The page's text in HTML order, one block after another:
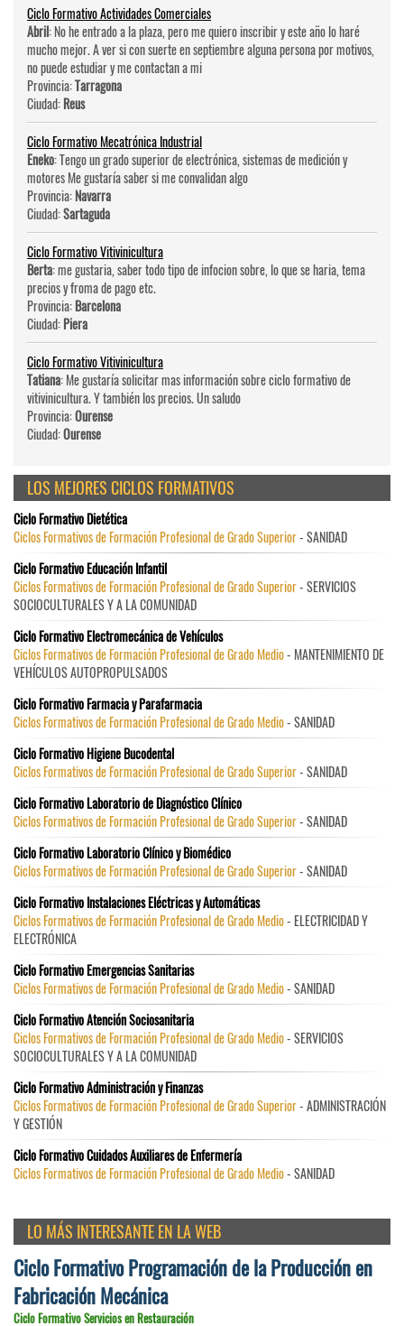
Ciclo Formativo Actividades Comerciales
Abril: No he entrado a la plaza, pero me quiero inscribir y este año lo haré
mucho mejor. A ver si con suerte en septiembre alguna persona por motivos,
no puede estudiar y me contactan a mi
Provincia:Tarragona
Ciudad:Reus
Ciclo Formativo Mecatrónica Industrial
Eneko: Tengo un grado superior de electrónica, sistemas de medición y
motores Me gustaría saber si me convalidan algo
Provincia:Navarra
Ciudad:Sartaguda
Ciclo Formativo Vitivinicultura
Berta: me gustaria, saber todo tipo de infocion sobre, lo que se haria, tema
precios y froma de pago etc.
Provincia:Barcelona
Ciudad:Piera
Ciclo Formativo Vitivinicultura
Tatiana: Me gustaría solicitar mas información sobre ciclo formativo de
vitivinicultura. Y también los precios. Un saludo
Provincia:Ourense
Ciudad:Ourense
LOS MEJORES CICLOS FORMATIVOS
Ciclo Formativo Dietética
Ciclos Formativos de Formación Profesional de Grado Superior- SANIDAD
Ciclo Formativo Educación Infantil
Ciclos Formativos de Formación Profesional de Grado Superior- SERVICIOS
SOCIOCULTURALES Y A LA COMUNIDAD
Ciclo Formativo Electromecánica de Vehículos
Ciclos Formativos de Formación Profesional de Grado Medio- MANTENIMIENTO DE
VEHÍCULOS AUTOPROPULSADOS
Ciclo Formativo Farmacia y Parafarmacia
Ciclos Formativos de Formación Profesional de Grado Medio- SANIDAD
Ciclo Formativo Higiene Bucodental
Ciclos Formativos de Formación Profesional de Grado Superior- SANIDAD
Ciclo Formativo Laboratorio de Diagnóstico Clínico
Ciclos Formativos de Formación Profesional de Grado Superior- SANIDAD
Ciclo Formativo Laboratorio Clínico y Biomédico
Ciclos Formativos de Formación Profesional de Grado Superior- SANIDAD
Ciclo Formativo Instalaciones Eléctricas y Automáticas
Ciclos Formativos de Formación Profesional de Grado Medio- ELECTRICIDAD Y
ELECTRÓNICA
Ciclo Formativo Emergencias Sanitarias
Ciclos Formativos de Formación Profesional de Grado Medio- SANIDAD
Ciclo Formativo Atención Sociosanitaria
Ciclos Formativos de Formación Profesional de Grado Medio- SERVICIOS
SOCIOCULTURALES Y A LA COMUNIDAD
Ciclo Formativo Administración y Finanzas
Ciclos Formativos de Formación Profesional de Grado Superior- ADMINISTRACIÓN
Y GESTIÓN
Ciclo Formativo Cuidados Auxiliares de Enfermería
Ciclos Formativos de Formación Profesional de Grado Medio- SANIDAD
LO MÁS INTERESANTE EN LA WEB
Ciclo Formativo Programación de la Producción en
Fabricación Mecánica
Ciclo Formativo Servicios en Restauración